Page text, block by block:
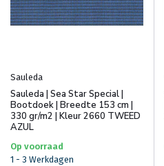
Sauleda
Sauleda | Sea Star Special |
Bootdoek | Breedte 153 cm |
330 gr/m2 | Kleur 2660 TWEED
AZUL
Op voorraad
1 - 3 Werkdagen